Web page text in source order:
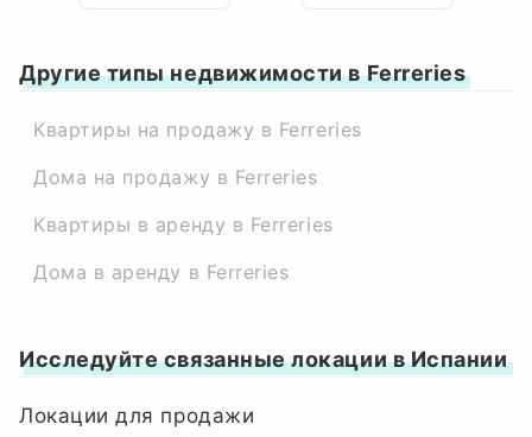
Другие типы недвижимости в Ferreries
Квартиры на продажу в Ferreries
Дома на продажу в Ferreries
Квартиры в аренду в Ferreries
Дома в аренду в Ferreries
Исследуйте связанные локации в Испании
Локации для продажи